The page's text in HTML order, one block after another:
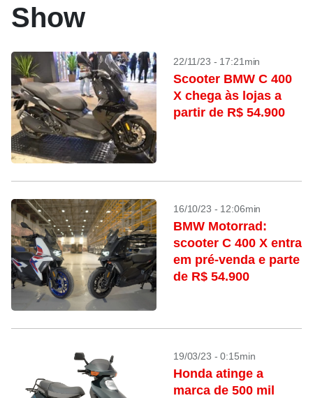
Show
22/11/23 - 17:21min
Scooter BMW C 400
X chega às lojas a
partir de R$ 54.900
16/10/23 - 12:06min
BMW Motorrad:
scooter C 400 X entra
em pré-venda e parte
de R$ 54.900
19/03/23 - 0:15min
Honda atinge a
marca de 500 mil